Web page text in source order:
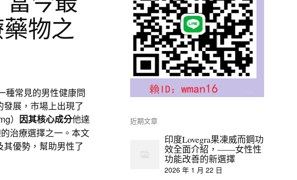
物之
種常見的男性健康問
展，市場上出現了
） 因其核心成分他達
治療選擇之一。本文
優勢，幫助男性了
近期文章
印度Lovegra果凍威而鋼功
效全面介紹，——女性性
功能改善的新選擇
2026 年 1 月 22 日